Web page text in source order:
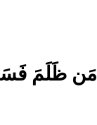
مَن ظَلَمَ